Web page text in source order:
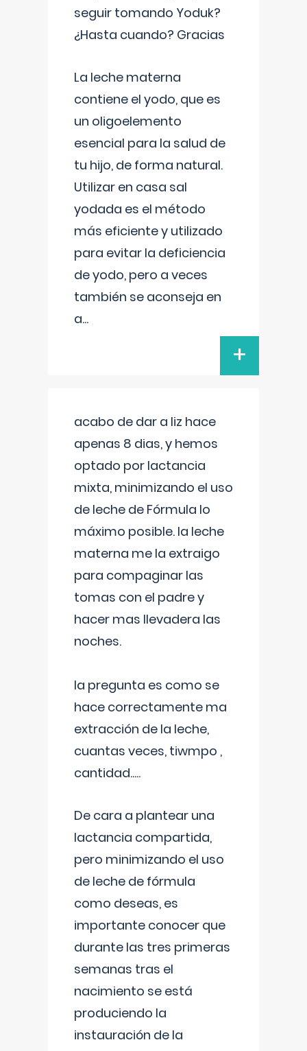
seguir tomando Yoduk?
¿Hasta cuando? Gracias
La leche materna
contiene el yodo, que es
un oligoelemento
esencial para la salud de
tu hijo, de forma natural.
Utilizar en casa sal
yodada es el método
más eficiente y utilizado
para evitar la deficiencia
de yodo, pero a veces
también se aconseja en
a...
+
acabo de dar a liz hace
apenas 8 dias, y hemos
optado por lactancia
mixta, minimizando el uso
de leche de Fórmula lo
máximo posible. la leche
materna me la extraigo
para compaginar las
tomas con el padre y
hacer mas llevadera las
noches.
la pregunta es como se
hace correctamente ma
extracción de la leche,
cuantas veces, tiwmpo ,
cantidad.....
De cara a plantear una
lactancia compartida,
pero minimizando el uso
de leche de fórmula
como deseas, es
importante conocer que
durante las tres primeras
semanas tras el
nacimiento se está
produciendo la
instauración de la